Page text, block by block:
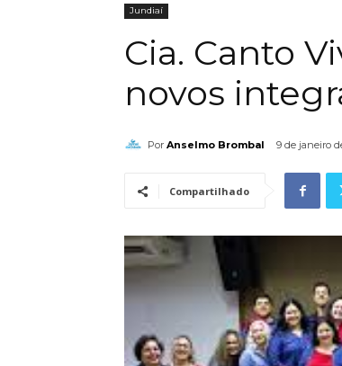
Jundiaí
Cia. Canto
novos
Por Anselmo Brombal 9 de janeiro
Compartilhado